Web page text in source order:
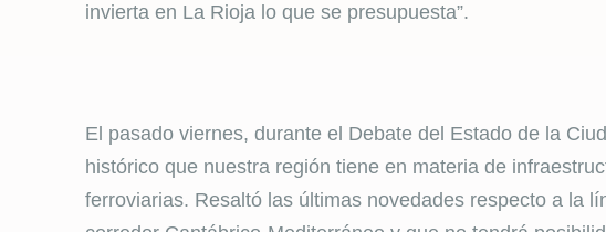
invierta en La Rioja lo que se presupuesta”.
El pasado viernes, durante el Debate del Estado de la
histórico que nuestra región tiene en materia de
ferroviarias. Resaltó las últimas novedades respecto a la